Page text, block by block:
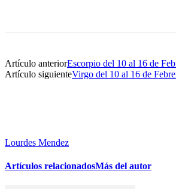
Artículo anteriorEscorpio del 10 al 16 de
Artículo siguienteVirgo del 10 al 16 de
Lourdes Mendez
Artículos relacionadosMás del autor